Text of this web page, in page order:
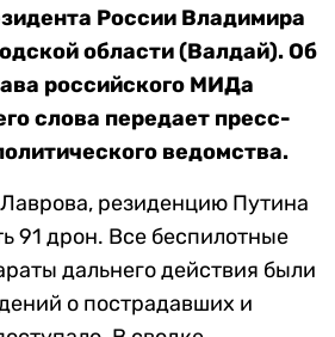
России Владимира
области (Валдай). Об
российского МИДа
слова передает пресс-
ведомства.
резиденцию Путина
91 дрон. Все беспилотные
дальнего действия были
о пострадавших и